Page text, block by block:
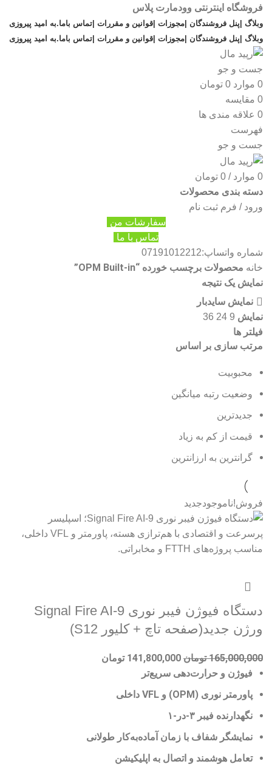
فروشگاه اینترنتی وودمارت پلاس
وبلاگ | پنل فروشندگان | مجوزات | قوانین و مقررات | تماس باما.به امید پیروزی
وبلاگ | پنل فروشندگان | مجوزات | قوانین و مقررات | تماس باما.به امید پیروزی
جست و جو
0 موارد 0 تومان
0 مقایسه
0 علاقه مندی ها
فهرست
جست و جو
0 موارد /
0 تومان
دسته بندی محصولات
ورود / فرم ثبت نام
سفارشات من
تماس با ما
شماره واتساپ:07191012212
خانه محصولات برچسب خورده “OPM Built-in”
نمایش یک نتیجه
نمایش سایدبار
نمایش 9
24
36
فیلتر ها
مرتب سازی بر اساس
محبوبیت
وضعیت رتبه میانگین
جدیدترین
قیمت از کم به زیاد
گرانترین به ارزانترین
فروش!ناموجودجدید
دستگاه فیوژن فیبر نوری Signal Fire AI-9
ورژن جدید(صفحه تاچ + کلیور S12)
165,000,000 تومان 141,800,000 تومان
فیوژن و حرارت‌دهی سریع‌تر
پاورمتر نوری (OPM) و VFL داخلی
نگهدارنده فیبر ۳‑در‑۱
نمایشگر شفاف با زمان آماده‌به‌کار طولانی
تعامل هوشمند و اتصال به اپلیکیشن